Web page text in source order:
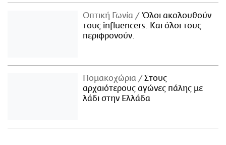
Οπτική Γωνία
Όλοι ακολουθούν
τους influencers. Και όλοι τους
περιφρονούν.
Πομακοχώρια
Στους
αρχαιότερους αγώνες πάλης με
λάδι στην Ελλάδα